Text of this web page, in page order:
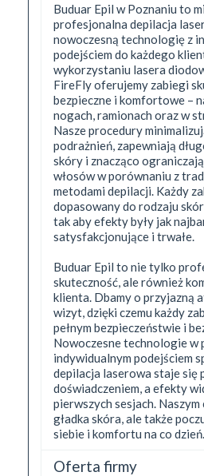
Buduar Epil w Poznaniu to
profesjonalna depilacja
nowoczesną technologię z
podejściem do każdego
wykorzystaniu lasera
FireFly oferujemy zabiegi
bezpieczne i komfortowe –
nogach, ramionach oraz w
Nasze procedury
podrażnień, zapewniają
skóry i znacząco
włosów w porównaniu z
metodami depilacji. Każdy
dopasowany do rodzaju
tak aby efekty były jak
satysfakcjonujące i trwałe.
Buduar Epil to nie tylko
skuteczność, ale również
klienta. Dbamy o przyjazną
wizyt, dzięki czemu każdy
pełnym bezpieczeństwie i
Nowoczesne technologie w
indywidualnym podejściem
depilacja laserowa staje się
doświadczeniem, a efekty
pierwszych sesjach.
gładka skóra, ale także
siebie i komfortu na co dzień.
Oferta firmy